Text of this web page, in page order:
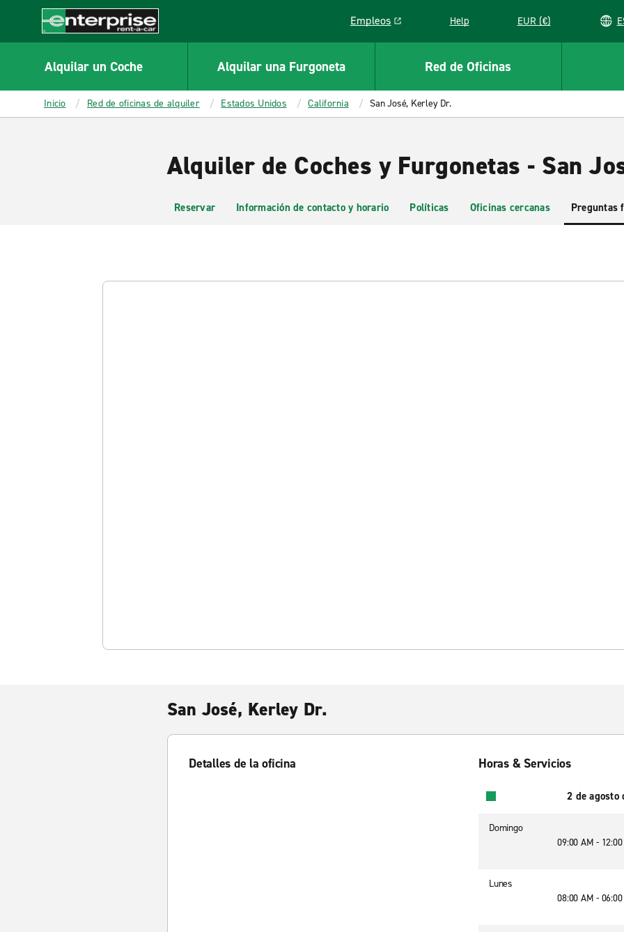
CONTENT
Enterprise
Empleos
Link opens in a new window
Help EUR (€)
Alquilar un Coche Alquilar una Furgoneta Red de Oficinas
Inicio Red de oficinas de alquiler Estados Unidos California San José, Kerley Dr.
Alquiler de Coches y Furgonetas - San
Reservar Información de contacto y horario Políticas Oficinas cercanas Preguntas
San José, Kerley Dr.
Detalles de la oficina Horas & Servicios
2 de agosto
Domingo
09:00 AM -
Lunes
08:00 AM -